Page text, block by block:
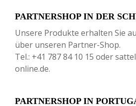
PARTNERSHOP IN DER
Unsere Produkte erhalten Sie
über unseren Partner-Shop.
Tel.: +41 787 84 10 15 oder
online.de.
PARTNERSHOP IN